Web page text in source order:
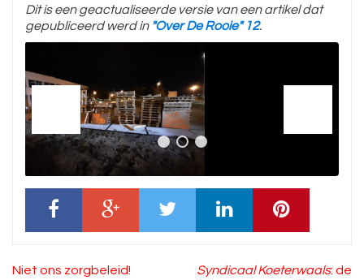
Dit is een geactualiseerde versie van een artikel dat
gepubliceerd werd in "Over De Rooie" 12.
Bericht
Niet ons zorgbeleid! Syndicaal Koeterwaals: de